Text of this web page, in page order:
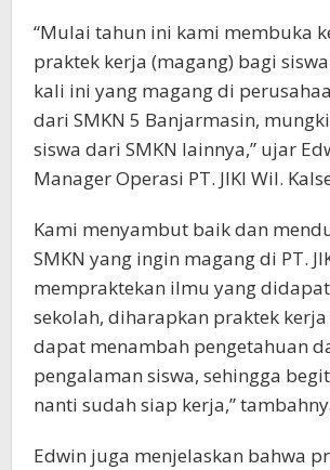
“Mulai tahun ini kami membuka
praktek kerja (magang) bagi
kali ini yang magang di
dari SMKN 5 Banjarmasin,
siswa dari SMKN lainnya,” ujar
Manager Operasi PT. JIKI Wil.
Kami menyambut baik dan
SMKN yang ingin magang di PT.
mempraktekan ilmu yang
sekolah, diharapkan praktek
dapat menambah pengetahuan
pengalaman siswa, sehingga
nanti sudah siap kerja,”
Edwin juga menjelaskan bahwa